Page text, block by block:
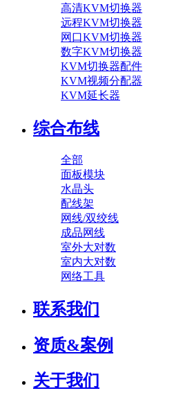
高清KVM切换器
远程KVM切换器
网口KVM切换器
数字KVM切换器
KVM切换器配件
KVM视频分配器
KVM延长器
综合布线
全部
面板模块
水晶头
配线架
网线/双绞线
成品网线
室外大对数
室内大对数
网络工具
联系我们
资质&案例
关于我们